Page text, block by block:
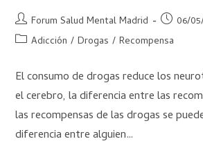
Forum Salud Mental Madrid
06/
Adicción / Drogas / Recompensa
El consumo de drogas reduce los
el cerebro, la diferencia entre las
las recompensas de las drogas se
diferencia entre alguien…